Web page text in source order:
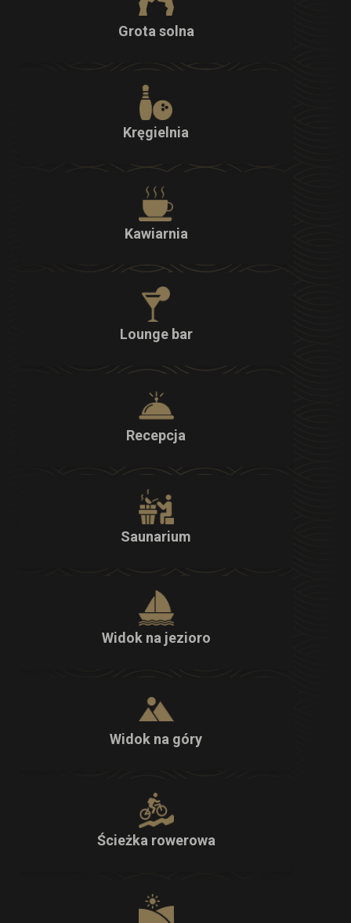
Grota solna
Kręgielnia
Kawiarnia
Lounge bar
Recepcja
Saunarium
Widok na jezioro
Widok na góry
Ścieżka rowerowa